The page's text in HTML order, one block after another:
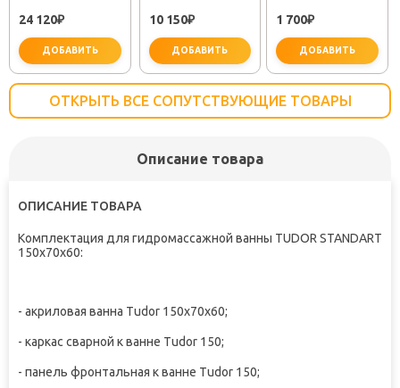
24 120₽
ДОБАВИТЬ
LM1151C"
10 150₽
ДОБАВИТЬ
1 700₽
ДОБАВИТЬ
ОТКРЫТЬ ВСЕ СОПУТСТВУЮЩИЕ ТОВАРЫ
Описание товара
ОПИСАНИЕ ТОВАРА
Комплектация для гидромассажной ванны TUDOR STANDART
150x70x60:
- акриловая ванна Tudor 150x70x60;
- каркас сварной к ванне Tudor 150;
- панель фронтальная к ванне Tudor 150;